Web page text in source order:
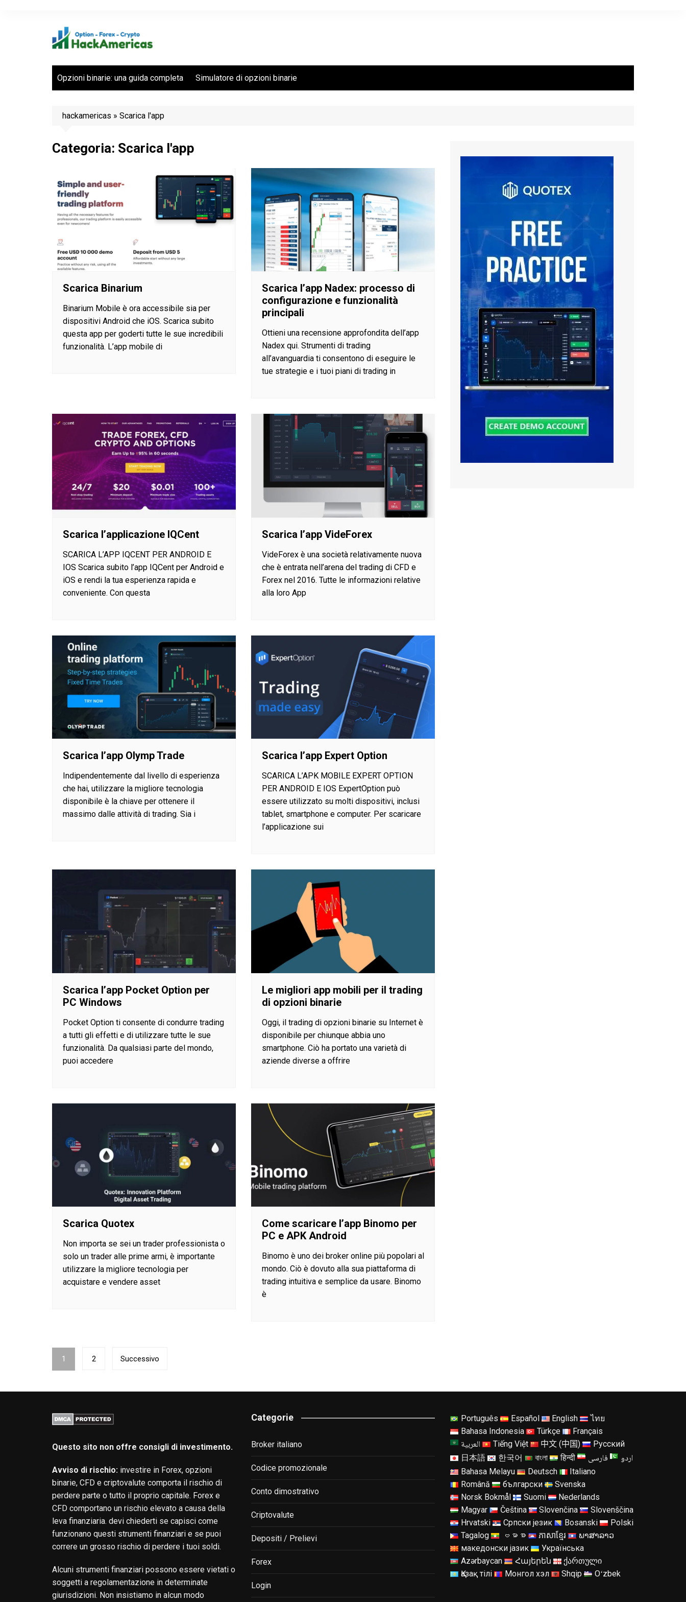
Opzioni binarie: una guida completa Simulatore di opzioni binarie
hackamericas » Scarica l'app
Categoria: Scarica l'app
Scarica Binarium
Binarium Mobile è ora accessibile sia per
dispositivi Android che iOS. Scarica subito
questa app per goderti tutte le sue incredibili
funzionalità. L’app mobile di
Scarica l’app Nadex: processo di
configurazione e funzionalità
principali
Ottieni una recensione approfondita dell’app
Nadex qui. Strumenti di trading
all’avanguardia ti consentono di eseguire le
tue strategie e i tuoi piani di trading in
Scarica l’applicazione IQCent
SCARICA L’APP IQCENT PER ANDROID E
IOS Scarica subito l’app IQCent per Android e
iOS e rendi la tua esperienza rapida e
conveniente. Con questa
Scarica l’app VideForex
VideForex è una società relativamente nuova
che è entrata nell’arena del trading di CFD e
Forex nel 2016. Tutte le informazioni relative
alla loro App
Scarica l’app Olymp Trade
Indipendentemente dal livello di esperienza
che hai, utilizzare la migliore tecnologia
disponibile è la chiave per ottenere il
massimo dalle attività di trading. Sia i
Scarica l’app Expert Option
SCARICA L’APK MOBILE EXPERT OPTION
PER ANDROID E IOS ExpertOption può
essere utilizzato su molti dispositivi, inclusi
tablet, smartphone e computer. Per scaricare
l’applicazione sui
Scarica l’app Pocket Option per
PC Windows
Pocket Option ti consente di condurre trading
a tutti gli effetti e di utilizzare tutte le sue
funzionalità. Da qualsiasi parte del mondo,
puoi accedere
Le migliori app mobili per il trading
di opzioni binarie
Oggi, il trading di opzioni binarie su Internet è
disponibile per chiunque abbia uno
smartphone. Ciò ha portato una varietà di
aziende diverse a offrire
Scarica Quotex
Non importa se sei un trader professionista o
solo un trader alle prime armi, è importante
utilizzare la migliore tecnologia per
acquistare e vendere asset
Come scaricare l’app Binomo per
PC e APK Android
Binomo è uno dei broker online più popolari al
mondo. Ciò è dovuto alla sua piattaforma di
trading intuitiva e semplice da usare. Binomo
è
Navigazione
articoli
1 2 Successivo
Questo sito non offre consigli di investimento.
Avviso di rischio: investire in Forex, opzioni
binarie, CFD e criptovalute comporta il rischio di
perdere parte o tutto il proprio capitale. Forex e
CFD comportano un rischio elevato a causa della
leva finanziaria. devi chiederti se capisci come
funzionano questi strumenti finanziari e se puoi
correre un grosso rischio di perdere i tuoi soldi.
Alcuni strumenti finanziari possono essere vietati o
soggetti a regolamentazione in determinate
giurisdizioni. Non insistiamo in alcun modo
Categorie
Broker italiano
Codice promozionale
Conto dimostrativo
Criptovalute
Depositi / Prelievi
Forex
Login
Português Español English
ไทย
Bahasa Indonesia
Türkçe Français
العربية Tiếng Việt 中文 (中国)
Русский
日本語
한국어 বাংলা हिन्दी فارسی اردو
Bahasa Melayu Deutsch
Italiano
Română
български
Svenska
Norsk Bokmål
Suomi
Nederlands
Magyar
Čeština Slovenčina
Slovenščina
Hrvatski
Српски језик Bosanski
Polski
Tagalog
ဗမာစာ ភាសាខ្មែរ
ພາສາລາວ
македонски јазик
Українська
Azərbaycan
Հայերեն
ქართული
Қазақ тілі
Монгол хэл Shqip Oʻzbek